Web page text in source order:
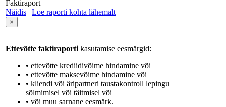
Faktiraport
Näidis | Loe raporti kohta lähemalt
×
Ettevõtte faktiraporti kasutamise eesmärgid:
• ettevõtte krediidivõime hindamine või
• ettevõtte maksevõime hindamine või
• kliendi või äripartneri taustakontroll lepingu
sõlmimisel või täitmisel või
• või muu sarnane eesmärk.